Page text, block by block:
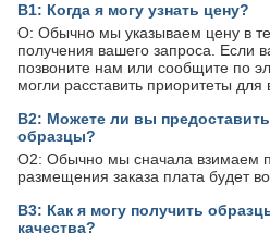
В1: Когда я могу узнать цену?
О: Обычно мы указываем цену в
получения вашего запроса. Если
позвоните нам или сообщите по
могли расставить приоритеты для
В2: Можете ли вы
образцы?
О2: Обычно мы сначала взимаем
размещения заказа плата будет
В3: Как я могу получить
качества?